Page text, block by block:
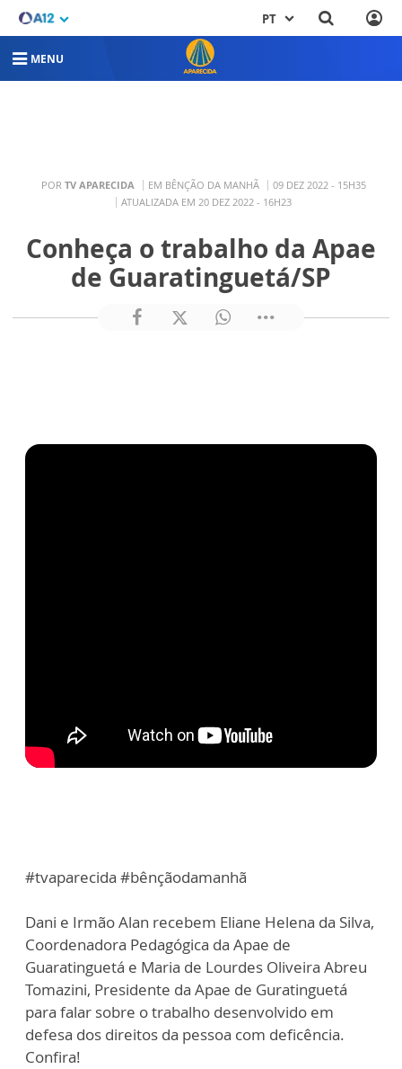
PT
MENU
POR TV APARECIDA EM BÊNÇÃO DA MANHÃ
09 DEZ 2022 - 15H35
ATUALIZADA EM 20 DEZ 2022 - 16H23
Conheça o trabalho da Apae
de Guaratinguetá/SP
#tvaparecida #bênçãodamanhã
Dani e Irmão Alan recebem Eliane Helena da Silva,
Coordenadora Pedagógica da Apae de
Guaratinguetá e Maria de Lourdes Oliveira Abreu
Tomazini, Presidente da Apae de Guratinguetá
para falar sobre o trabalho desenvolvido em
defesa dos direitos da pessoa com deficência.
Confira!